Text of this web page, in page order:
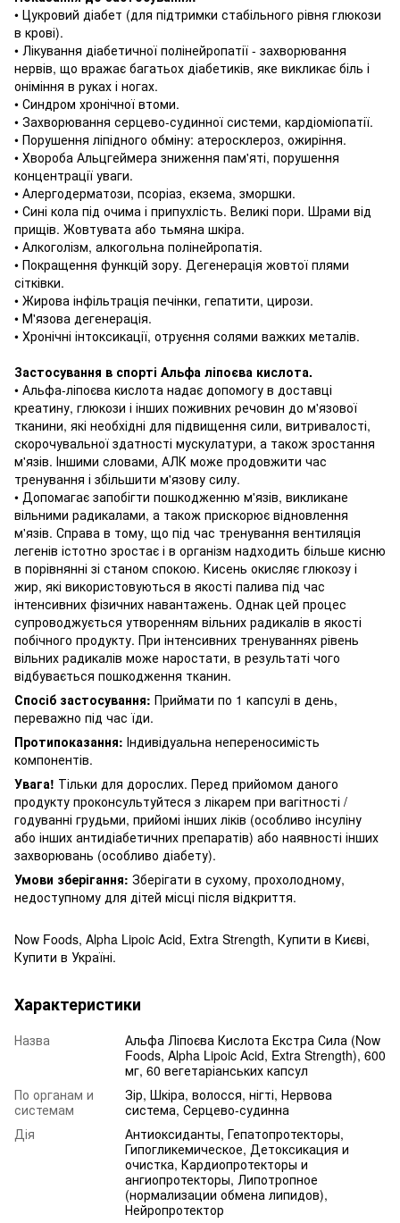
• Цукровий діабет (для підтримки стабільного рівня глюкози
в крові).
• Лікування діабетичної полінейропатії - захворювання
нервів, що вражає багатьох діабетиків, яке викликає біль і
оніміння в руках і ногах.
• Синдром хронічної втоми.
• Захворювання серцево-судинної системи, кардіоміопатії.
• Порушення ліпідного обміну: атеросклероз, ожиріння.
• Хвороба Альцгеймера зниження пам'яті, порушення
концентрації уваги.
• Алергодерматози, псоріаз, екзема, зморшки.
• Сині кола під очима і припухлість. Великі пори. Шрами від
прищів. Жовтувата або тьмяна шкіра.
• Алкоголізм, алкогольна полінейропатія.
• Покращення функцій зору. Дегенерація жовтої плями
сітківки.
• Жирова інфільтрація печінки, гепатити, цирози.
• М'язова дегенерація.
• Хронічні інтоксикації, отруєння солями важких металів.
Застосування в спорті Альфа ліпоєва кислота.
• Альфа-ліпоєва кислота надає допомогу в доставці
креатину, глюкози і інших поживних речовин до м'язової
тканини, які необхідні для підвищення сили, витривалості,
скорочувальної здатності мускулатури, а також зростання
м'язів. Іншими словами, АЛК може продовжити час
тренування і збільшити м'язову силу.
• Допомагає запобігти пошкодженню м'язів, викликане
вільними радикалами, а також прискорює відновлення
м'язів. Справа в тому, що під час тренування вентиляція
легенів істотно зростає і в організм надходить більше кисню
в порівнянні зі станом спокою. Кисень окисляє глюкозу і
жир, які використовуються в якості палива під час
інтенсивних фізичних навантажень. Однак цей процес
супроводжується утворенням вільних радикалів в якості
побічного продукту. При інтенсивних тренуваннях рівень
вільних радикалів може наростати, в результаті чого
відбувається пошкодження тканин.
Спосіб застосування: Приймати по 1 капсулі в день,
переважно під час їди.
Протипоказання: Індивідуальна непереносимість
компонентів.
Увага! Тільки для дорослих. Перед прийомом даного
продукту проконсультуйтеся з лікарем при вагітності /
годуванні грудьми, прийомі інших ліків (особливо інсуліну
або інших антидіабетичних препаратів) або наявності інших
захворювань (особливо діабету).
Умови зберігання: Зберігати в сухому, прохолодному,
недоступному для дітей місці після відкриття.
Now Foods, Alpha Lipoic Acid, Extra Strength, Купити в Києві,
Купити в Україні.
Характеристики
Назва
Альфа Ліпоєва Кислота Екстра Сила (Now
Foods, Alpha Lipoic Acid, Extra Strength), 600
мг, 60 вегетаріанських капсул
По органам и
системам
Зір, Шкіра, волосся, нігті, Нервова
система, Серцево-судинна
Дія
Антиоксиданты, Гепатопротекторы,
Гипогликемическое, Детоксикация и
очистка, Кардиопротекторы и
ангиопротекторы, Липотропное
(нормализации обмена липидов),
Нейропротектор